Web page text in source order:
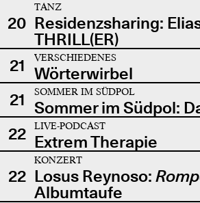
20
TANZ
Residenzsharing:
THRILL(ER)
21
VERSCHIEDENES
Wörterwirbel
21
SOMMER IM SÜDPOL
Sommer im Südpol:
22
LIVE-PODCAST
Extrem Therapie
22
KONZERT
Losus Reynoso:
Albumtaufe